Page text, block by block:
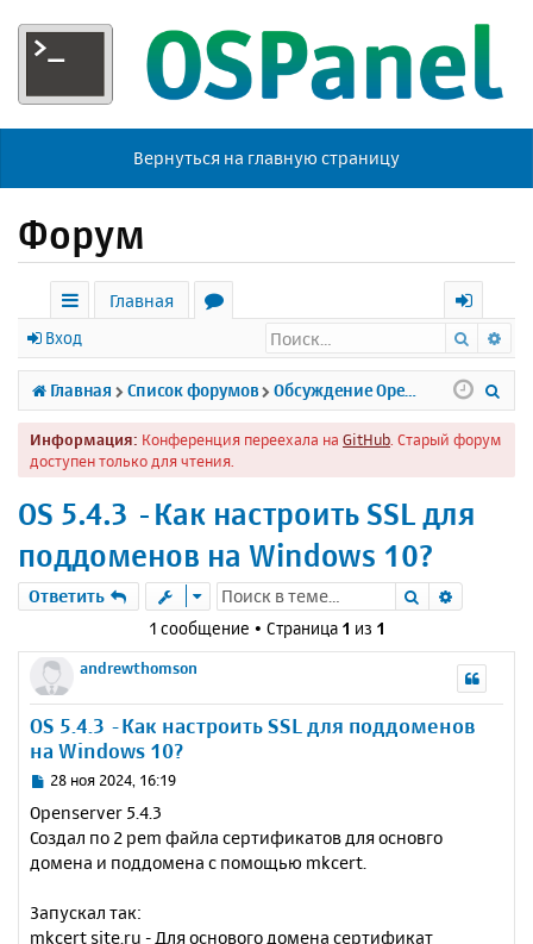
Вернуться на главную страницу
Форум
с
ы
л
к
Главная
р
у
м
х
о
д
Вход Поиск
Главная Список форумов
Информация: Конференция переехала на GitHub . Старый форум
доступен только для чтения.
OS 5.4.3 -Как настроить SSL для
поддоменов на Windows 10?
Ответить Поиск
1 сообщение • Страница 1 из 1
andrewthomson
OS 5.4.3 -Как настроить SSL для поддоменов
на Windows 10?
С
о
б
щ
н
и
28 ноя 2024, 16:19
Openserver 5.4.3
Создал по 2 pem файла сертификатов для основго
домена и поддомена с помощью mkcert.
Запускал так:
mkcert site.ru - Для основого домена сертификат